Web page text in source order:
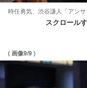
時任勇気、渋谷謙人「アン
スクロール
( 画像9/9 )